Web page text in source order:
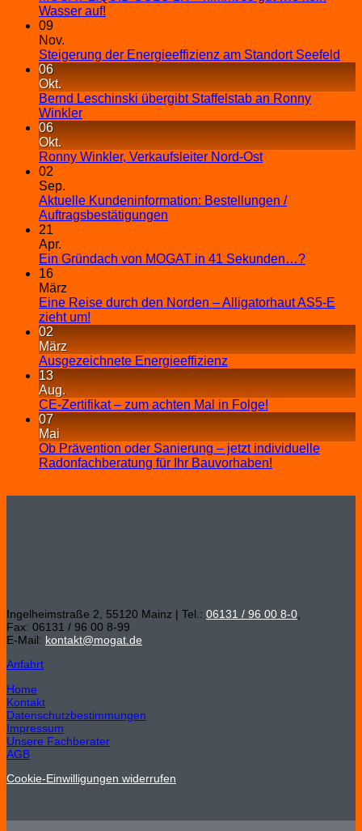
Wasser auf!
09
Nov.
Steigerung der Energieeffizienz am Standort Seefeld
06
Okt.
Bernd Leschinski übergibt Staffelstab an Ronny
Winkler
06
Okt.
Ronny Winkler, Verkaufsleiter Nord-Ost
02
Sep.
Aktuelle Kundeninformation: Bestellungen /
Auftragsbestätigungen
21
Apr.
Ein Gründach von MOGAT in 41 Sekunden…?
16
März
Eine Reise durch den Norden – Alligatorhaut AS5-E
zieht um!
02
März
Ausgezeichnete Energieeffizienz
13
Aug.
CE-Zertifikat – zum achten Mal in Folge!
07
Mai
Ob Prävention oder Sanierung – jetzt individuelle
Radonfachberatung für Ihr Bauvorhaben!
Ingelheimstraße 2, 55120 Mainz | Tel.: 06131 / 96 00 8-0
Fax: 06131 / 96 00 8-99
E-Mail: kontakt@mogat.de
Anfahrt
Home
Kontakt
Datenschutzbestimmungen
Impressum
Unsere Fachberater
AGB
Cookie-Einwilligungen widerrufen